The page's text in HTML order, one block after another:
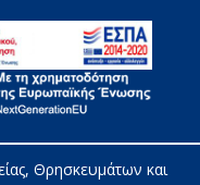
Θρησκευμάτων και